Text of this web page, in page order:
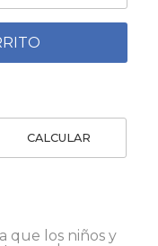
CALCULAR
que los niños y